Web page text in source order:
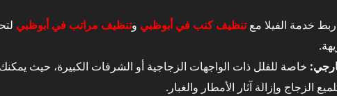
خدمة الفيلا معتنظيف كنب في أبوظبي وتنظيف مراتب في أبوظبي
خاصة للفلل ذات الواجهات الزجاجية أو الشرفات الكبيرة، حيث
الزجاج وإزالة آثار الأمطار والغبار.